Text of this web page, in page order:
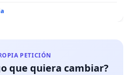
PETICIÓN
que quiera cambiar?